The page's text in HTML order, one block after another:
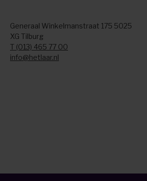
Generaal Winkelmanstraat 175 5025
XG Tilburg
T (013) 465 77 00
info@hetlaar.nl